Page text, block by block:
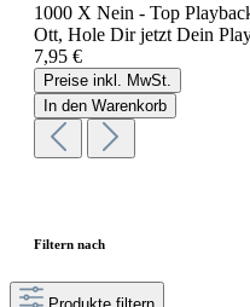
1000 X Nein - Top
Ott, Hole Dir jetzt Dein
7,95 €
Preise inkl. MwSt.
In den Warenkorb
Filtern nach